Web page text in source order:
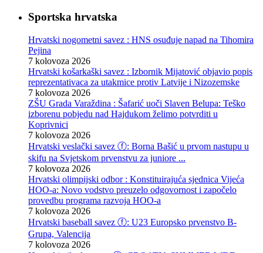
Sportska hrvatska
Hrvatski nogometni savez : HNS osuđuje napad na Tihomira
Pejina
7 kolovoza 2026
Hrvatski košarkaški savez : Izbornik Mijatović objavio popis
reprezentativaca za utakmice protiv Latvije i Nizozemske
7 kolovoza 2026
ZŠU Grada Varaždina : Šafarić uoči Slaven Belupa: Teško
izborenu pobjedu nad Hajdukom želimo potvrditi u
Koprivnici
7 kolovoza 2026
Hrvatski veslački savez ⓕ: Borna Bašić u prvom nastupu u
skifu na Svjetskom prvenstvu za juniore ...
7 kolovoza 2026
Hrvatski olimpijski odbor : Konstituirajuća sjednica Vijeća
HOO-a: Novo vodstvo preuzelo odgovornost i započelo
provedbu programa razvoja HOO-a
7 kolovoza 2026
Hrvatski baseball savez ⓕ: U23 Europsko prvenstvo B-
Grupa, Valencija
7 kolovoza 2026